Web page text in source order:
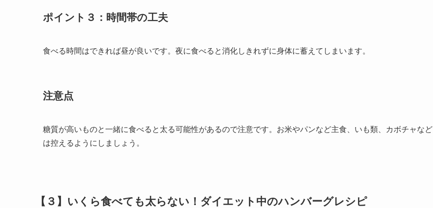
ポイント３：時間帯の工夫
食べる時間はできれば昼が良いです。夜に食べると消化しきれずに身体に蓄えてしまいます。
注意点
糖質が高いものと一緒に食べると太る可能性があるので注意です。お米やパンなど主食、いも類、カボチャなど
は控えるようにしましょう。
【３】いくら食べても太らない！ダイエット中のハンバーグレシピ